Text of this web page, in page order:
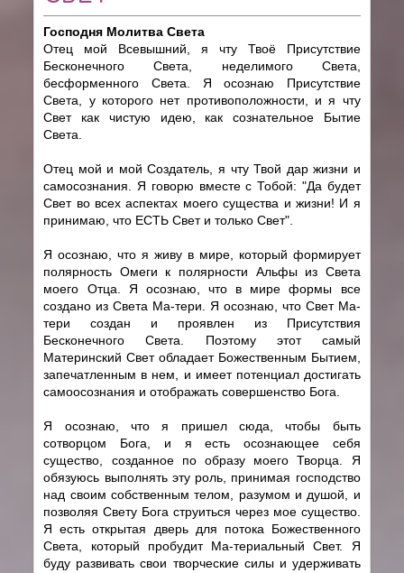
Господня Молитва Света
Отец мой Всевышний, я чту Твоё Присутствие
Бесконечного Света, неделимого Света,
бесформенного Света. Я осознаю Присутствие
Света, у которого нет противоположности, и я чту
Свет как чистую идею, как сознательное Бытие
Света.
Отец мой и мой Создатель, я чту Твой дар жизни и
самосознания. Я говорю вместе с Тобой: "Да будет
Свет во всех аспектах моего существа и жизни! И я
принимаю, что ЕСТЬ Свет и только Свет".
Я осознаю, что я живу в мире, который формирует
полярность Омеги к полярности Альфы из Света
моего Отца. Я осознаю, что в мире формы все
создано из Света Ма-тери. Я осознаю, что Свет Ма-
тери создан и проявлен из Присутствия
Бесконечного Света. Поэтому этот самый
Материнский Свет обладает Божественным Бытием,
запечатленным в нем, и имеет потенциал достигать
самоосознания и отображать совершенство Бога.
Я осознаю, что я пришел сюда, чтобы быть
сотворцом Бога, и я есть осознающее себя
существо, созданное по образу моего Творца. Я
обязуюсь выполнять эту роль, принимая господство
над своим собственным телом, разумом и душой, и
позволяя Свету Бога струиться через мое существо.
Я есть открытая дверь для потока Божественного
Света, который пробудит Ма-териальный Свет. Я
буду развивать свои творческие силы и удерживать